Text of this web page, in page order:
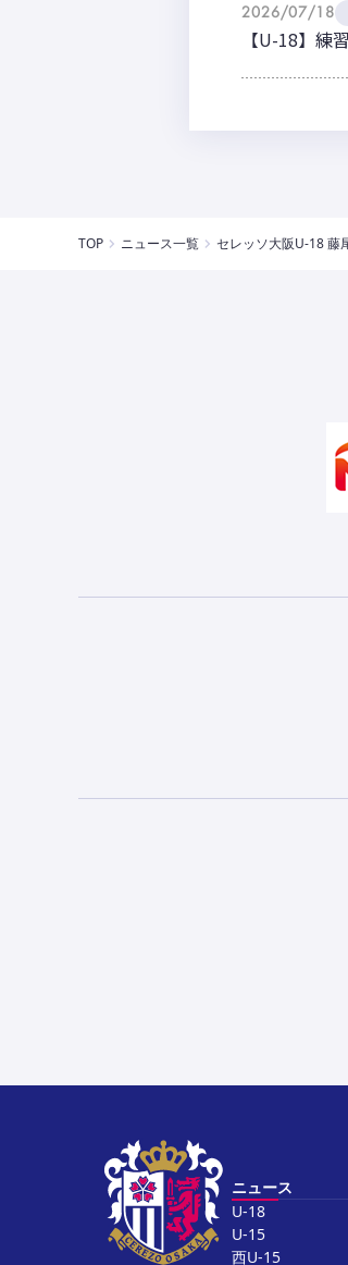
2026/07/18
【U-18】練
TOP ニュース一覧 セレッソ大阪U-18 藤
ニュース
U-18
U-15
西U-15